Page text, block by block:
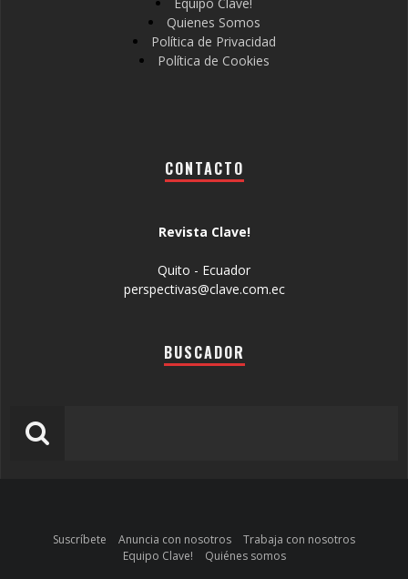
Quienes Somos
Política de Privacidad
Política de Cookies
CONTACTO
Revista Clave!
Quito - Ecuador
perspectivas@clave.com.ec
BUSCADOR
Suscríbete Anuncia con nosotros
Trabaja con nosotros
Equipo Clave!
Quiénes somos